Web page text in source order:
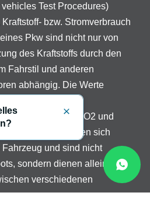
Test Procedures)
bzw. Stromverbrauch
Pkw sind nicht nur von
des Kraftstoffs durch den
Fahrstil und anderen
abhängig. Die Werte
der CO2 und
Angaben beziehen sich
und sind nicht
sondern dienen allein
verschiedenen
Schließen